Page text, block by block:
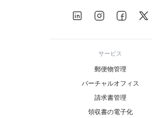
サービス
郵便物管理
バーチャルオフィス
請求書管理
領収書の電子化